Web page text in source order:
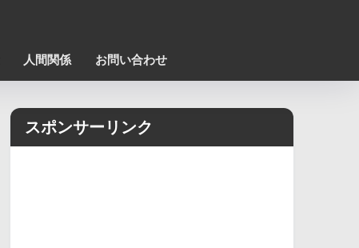
人間関係 お問い合わせ
スポンサーリンク